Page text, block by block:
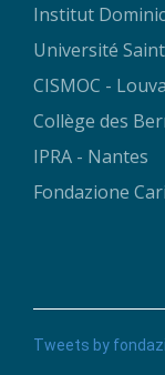
Institut
Université
CISMOC -
Collège des
IPRA - Nantes
Fondazione
Tweets by